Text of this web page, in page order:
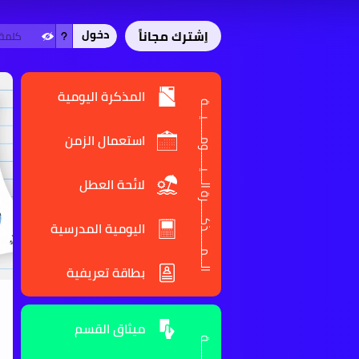
اِشترك مجاناً دخول
الـــمـــــذكـــــرة الـــيـــــومـــــيـــة
المذكرة اليومية
استعمال الزمن
لائحة العطل
اليومية المدرسية
بطاقة تعريفية
ميثاق القسم